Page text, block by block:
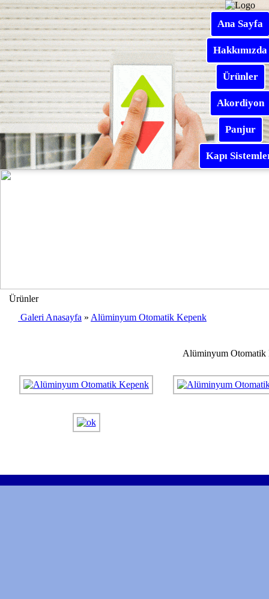
Ana Sayfa
Hakkımızda
Ürünler
Akordiyon
Panjur
Kapı
Ürünler
Galeri Anasayfa » Alüminyum Otomatik Kepenk
Alüminyum Otomatik